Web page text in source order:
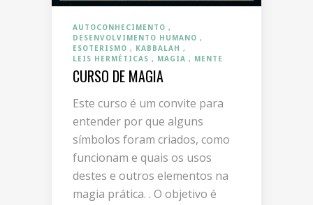
AUTOCONHECIMENTO
DESENVOLVIMENTO HUMANO
ESOTERISMO
KABBALAH
LEIS HERMÉTICAS
MAGIA MENTE
CURSO DE MAGIA
Este curso é um convite para
entender por que alguns
símbolos foram criados, como
funcionam e quais os usos
destes e outros elementos na
magia prática. . O objetivo é